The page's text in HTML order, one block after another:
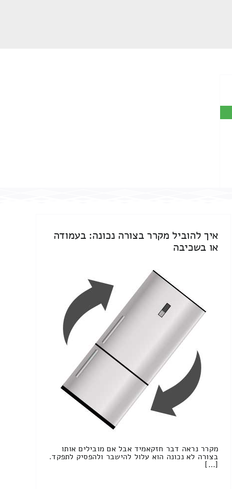
איך להוביל מקרר בצורה נכונה: בעמודה
או בשכיבה
מקרר נראה דבר חזקאמיד אבל אם מובילים אותו
בצורה לא נכונה הוא עלול להישבר ולהפסיק לתפקד.
[…]